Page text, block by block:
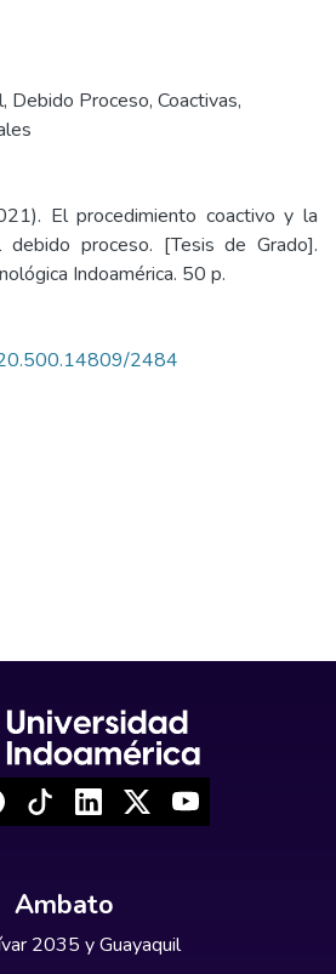
, Debido Proceso, Coactivas,
El procedimiento coactivo y la
debido proceso. [Tesis de Grado].
Indoamérica. 50 p.
2484
Ambato
2035 y Guayaquil